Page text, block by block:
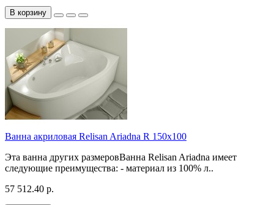
В корзину
Ванна акриловая Relisan Ariadna R 150x100
Эта ванна других размеровВанна Relisan Ariadna имеет
следующие преимущества: - материал из 100% л..
57 512.40 р.